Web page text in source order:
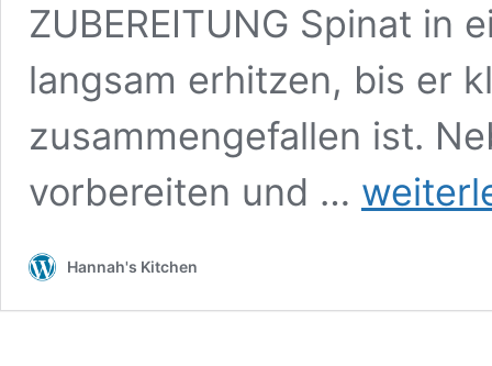
ZUBEREITUNG Spinat in
langsam erhitzen, bis er
zusammengefallen ist.
vorbereiten und …
Breakfast
Hannah's Kitchen